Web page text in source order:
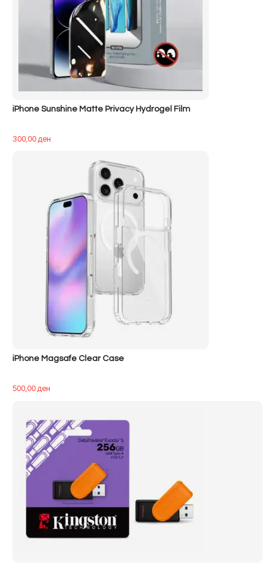
iPhone Sunshine Matte Privacy Hydrogel Film
300,00ден
iPhone Magsafe Clear Case
500,00ден